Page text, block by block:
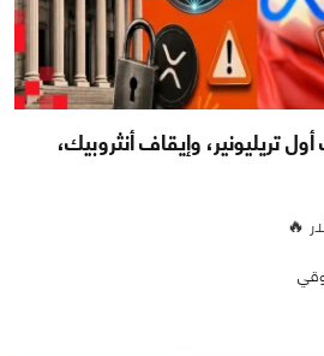
وإيقاف أنثروبيك،
🔥